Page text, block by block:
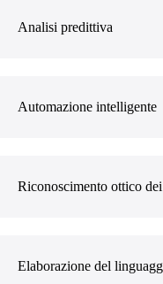
Analisi predittiva
Automazione intelligente
Riconoscimento ottico
Elaborazione del